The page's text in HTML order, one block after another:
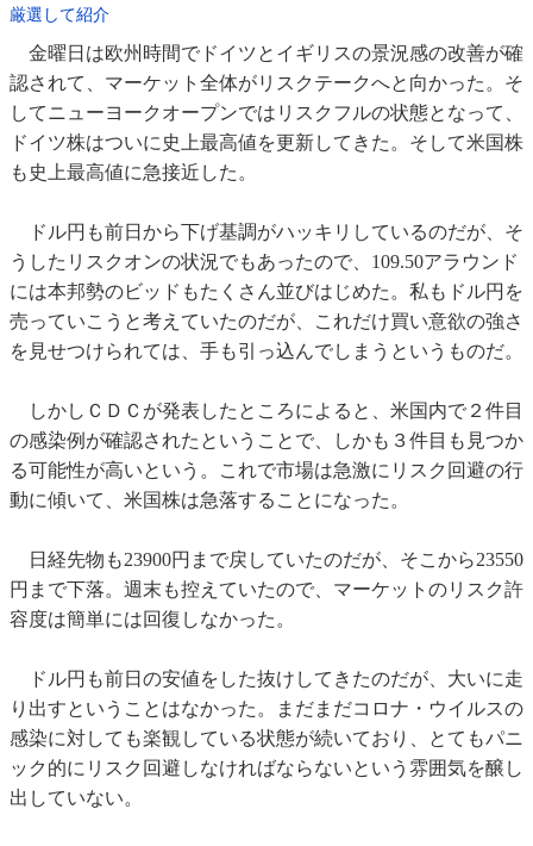
厳選して紹介
金曜日は欧州時間でドイツとイギリスの景況感の改善が確
認されて、マーケット全体がリスクテークへと向かった。そ
してニューヨークオープンではリスクフルの状態となって、
ドイツ株はついに史上最高値を更新してきた。そして米国株
も史上最高値に急接近した。
ドル円も前日から下げ基調がハッキリしているのだが、そ
うしたリスクオンの状況でもあったので、109.50アラウンド
には本邦勢のビッドもたくさん並びはじめた。私もドル円を
売っていこうと考えていたのだが、これだけ買い意欲の強さ
を見せつけられては、手も引っ込んでしまうというものだ。
しかしＣＤＣが発表したところによると、米国内で２件目
の感染例が確認されたということで、しかも３件目も見つか
る可能性が高いという。これで市場は急激にリスク回避の行
動に傾いて、米国株は急落することになった。
日経先物も23900円まで戻していたのだが、そこから23550
円まで下落。週末も控えていたので、マーケットのリスク許
容度は簡単には回復しなかった。
ドル円も前日の安値をした抜けしてきたのだが、大いに走
り出すということはなかった。まだまだコロナ・ウイルスの
感染に対しても楽観している状態が続いており、とてもパニ
ック的にリスク回避しなければならないという雰囲気を醸し
出していない。